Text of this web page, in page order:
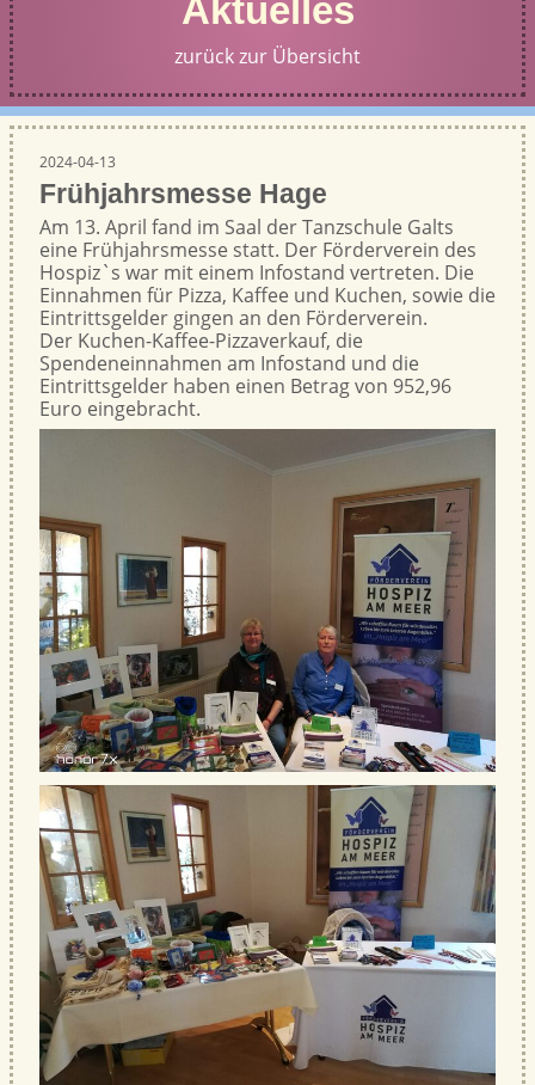
Aktuelles
zurück zur Übersicht
2024-04-13
Frühjahrsmesse Hage
Am 13. April fand im Saal der Tanzschule Galts
eine Frühjahrsmesse statt. Der Förderverein des
Hospiz`s war mit einem Infostand vertreten. Die
Einnahmen für Pizza, Kaffee und Kuchen, sowie die
Eintrittsgelder gingen an den Förderverein.
Der Kuchen-Kaffee-Pizzaverkauf, die
Spendeneinnahmen am Infostand und die
Eintrittsgelder haben einen Betrag von 952,96
Euro eingebracht.